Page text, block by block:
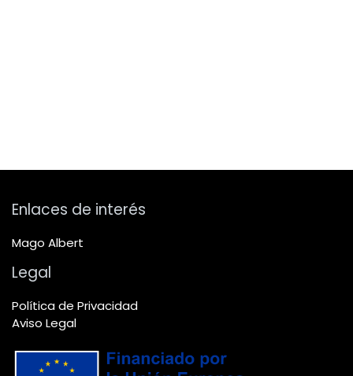
Enlaces de interés
Mago Albert
Legal
Política de Privacidad
Aviso Legal